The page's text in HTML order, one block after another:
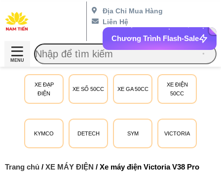
Địa Chỉ Mua Hàng
Liên Hệ
Chương Trình Flash-Sale
MENU
XE ĐẠP
ĐIỆN
XE SỐ 50CC XE GA 50CC
XE ĐIỆN
50CC
KYMCO DETECH SYM VICTORIA
Trang chủ / XE MÁY ĐIỆN / Xe máy điện Victoria V38 Pro